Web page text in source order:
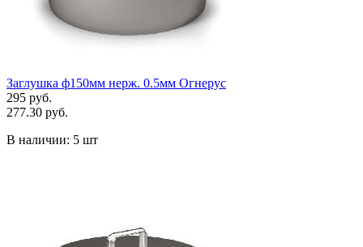
Заглушка ф150мм нерж. 0.5мм Огнерус
295 руб.
277.30 руб.
В наличии: 5 шт